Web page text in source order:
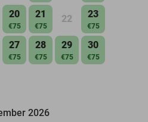
20
€75
21
€75
22 23
€75
27
€75
28
€75
29
€75
30
€75
2026